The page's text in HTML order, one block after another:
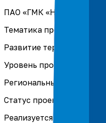
ПАО «ГМК «Норильский
Тематика проекта
Развитие территорий и
Уровень проекта
Региональный
Статус проекта
Реализуется